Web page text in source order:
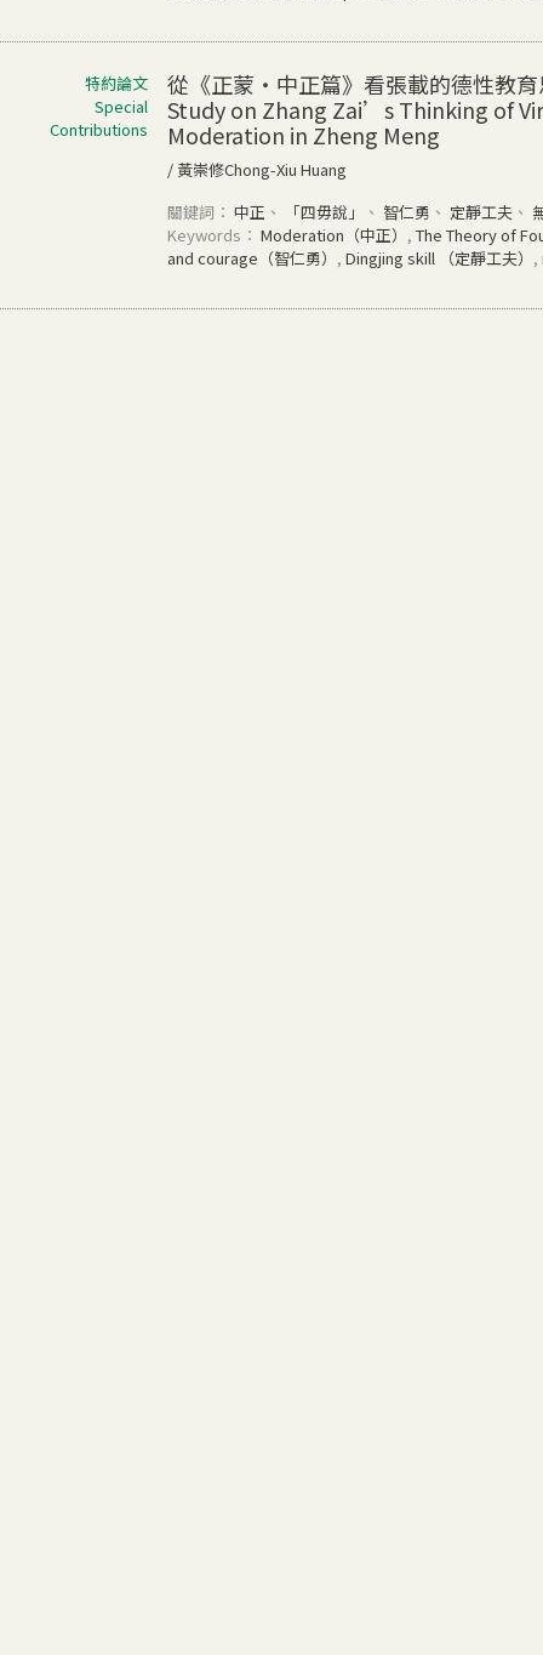
特約論文
Special
Contributions
從《正蒙‧中正篇》看張載的德性教育
Study on Zhang Zai’s Thinking of
Moderation in Zheng Meng
/ 黃崇修Chong-Xiu Huang
關鍵詞： 中正 、 「四毋說」 、 智仁勇 、 定靜工夫、
Keywords： Moderation（中正） , The Theory of
and courage（智仁勇） , Dingjing skill （定靜工夫） ,